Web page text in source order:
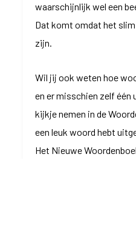
waarschijnlijk wel een
Dat komt omdat het
zijn.
Wil jij ook weten hoe
en er misschien zelf één
kijkje nemen in de
een leuk woord hebt
Het Nieuwe